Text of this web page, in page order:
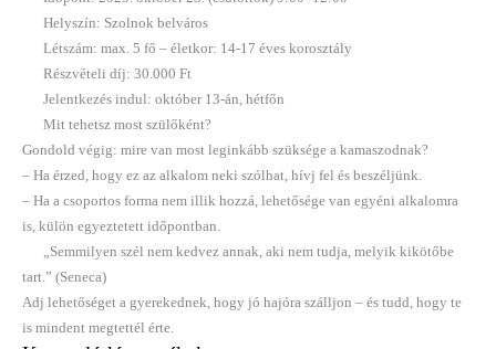
Helyszín: Szolnok belváros
Létszám: max. 5 fő – életkor: 14-17 éves korosztály
Részvételi díj: 30.000 Ft
Jelentkezés indul: október 13-án, hétfőn
Mit tehetsz most szülőként?
Gondold végig: mire van most leginkább szüksége a kamaszodnak?
– Ha érzed, hogy ez az alkalom neki szólhat, hívj fel és beszéljünk.
– Ha a csoportos forma nem illik hozzá, lehetősége van egyéni alkalomra
is, külön egyeztetett időpontban.
„Semmilyen szél nem kedvez annak, aki nem tudja, melyik kikötőbe
tart.” (Seneca)
Adj lehetőséget a gyerekednek, hogy jó hajóra szálljon – és tudd, hogy te
is mindent megtettél érte.